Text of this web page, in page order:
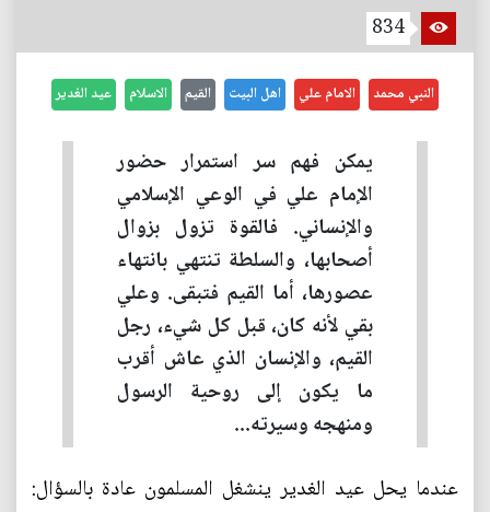
834
النبي محمد الامام علي اهل البيت القيم الاسلام عيد الغدير
يمكن فهم سر استمرار حضور
الإمام علي في الوعي الإسلامي
والإنساني. فالقوة تزول بزوال
أصحابها، والسلطة تنتهي بانتهاء
عصورها، أما القيم فتبقى. وعلي
بقي لأنه كان، قبل كل شيء، رجل
القيم، والإنسان الذي عاش أقرب
ما يكون إلى روحية الرسول
ومنهجه وسيرته...
عندما يحل عيد الغدير ينشغل المسلمون عادة بالسؤال: